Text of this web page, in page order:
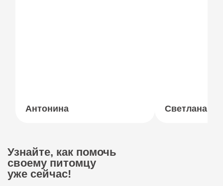
Антонина Светлана
Узнайте, как помочь
своему питомцу
уже сейчас!